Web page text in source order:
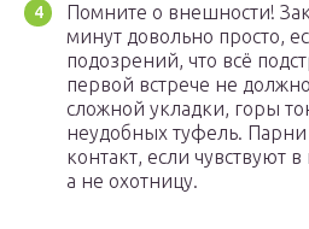
Помните о внешности!
минут довольно просто,
подозрений, что всё
первой встрече не
сложной укладки, горы
неудобных туфель. Парни
контакт, если чувствуют
а не охотницу.